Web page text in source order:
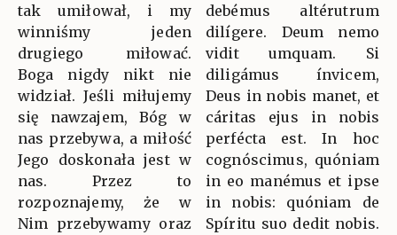
tak umiłował, i my
winniśmy jeden
drugiego miłować.
Boga nigdy nikt nie
widział. Jeśli miłujemy
się nawzajem, Bóg w
nas przebywa, a miłość
Jego doskonała jest w
nas. Przez to
rozpoznajemy, że w
Nim przebywamy oraz
debémus altérutrum
dilígere. Deum nemo
vidit umquam. Si
diligámus ínvicem,
Deus in nobis manet, et
cáritas ejus in nobis
perfécta est. In hoc
cognóscimus, quóniam
in eo manémus et ipse
in nobis: quóniam de
Spíritu suo dedit nobis.